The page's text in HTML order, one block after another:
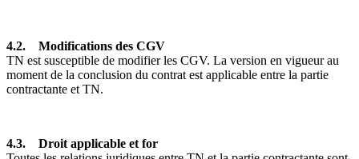
4.2. Modifications des CGV
TN est susceptible de modifier les CGV. La version en vigueur au
moment de la conclusion du contrat est applicable entre la partie
contractante et TN.
4.3. Droit applicable et for